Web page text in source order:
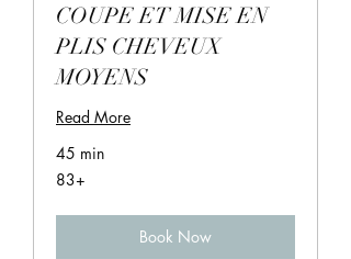
COUPE ET MISE EN
PLIS CHEVEUX
MOYENS
Read More
45 min
83+
83+
Book Now